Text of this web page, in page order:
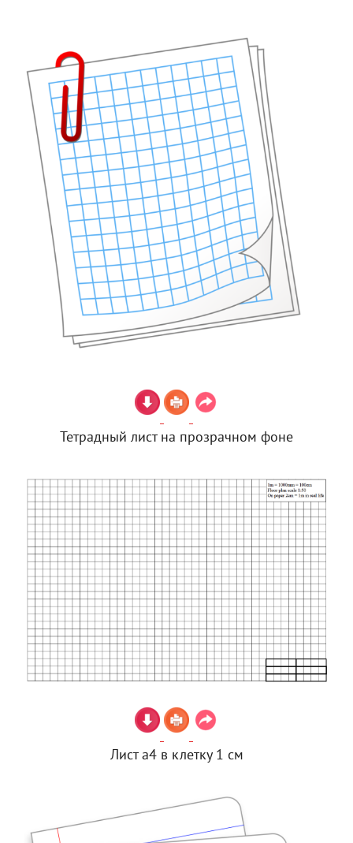
Тетрадный лист на прозрачном фоне
Лист а4 в клетку 1 см